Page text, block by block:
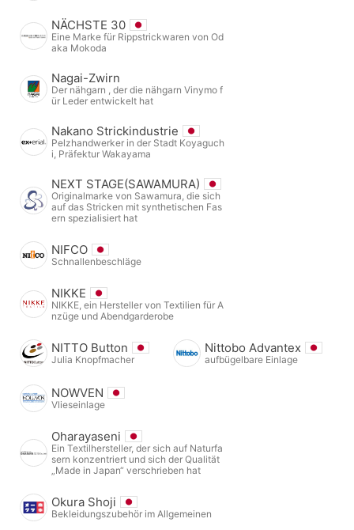
NÄCHSTE 30
Eine Marke für Rippstrickwaren von Od
aka Mokoda
Nagai-Zwirn
Der nähgarn , der die nähgarn Vinymo f
ür Leder entwickelt hat
Nakano Strickindustrie
Pelzhandwerker in der Stadt Koyaguch
i, Präfektur Wakayama
NEXT STAGE(SAWAMURA)
Originalmarke von Sawamura, die sich
auf das Stricken mit synthetischen Fas
ern spezialisiert hat
NIFCO
Schnallenbeschläge
NIKKE
NIKKE, ein Hersteller von Textilien für A
nzüge und Abendgarderobe
NITTO Button
Julia Knopfmacher
Nittobo Advantex
aufbügelbare Einlage
NOWVEN
Vlieseinlage
Oharayaseni
Ein Textilhersteller, der sich auf Naturfa
sern konzentriert und sich der Qualität
„Made in Japan“ verschrieben hat
Okura Shoji
Bekleidungszubehör im Allgemeinen